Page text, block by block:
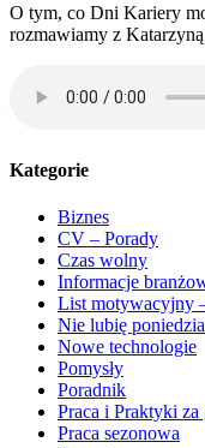
O tym, co Dni Kariery
rozmawiamy z
Kategorie
Biznes
CV – Porady
Czas wolny
Informacje
List motywacyjny
Nie lubię
Nowe technologie
Pomysły
Poradnik
Praca i Praktyki za
Praca sezonowa